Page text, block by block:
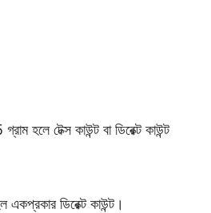
হলে টেক্স কাউন্ট বা ডিরেক্ট কাউন্ট
একপ্রকার ডিরেক্ট কাউন্ট।